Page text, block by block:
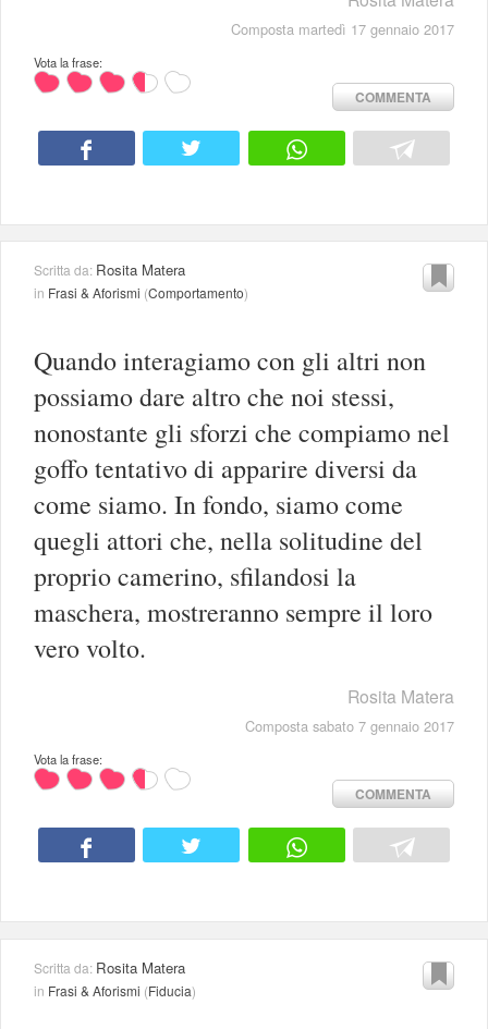
Composta martedì 17 gennaio 2017
Vota la frase:
COMMENTA
Scritta da: Rosita Matera
in Frasi & Aforismi (Comportamento)
Quando interagiamo con gli altri non
possiamo dare altro che noi stessi,
nonostante gli sforzi che compiamo nel
goffo tentativo di apparire diversi da
come siamo. In fondo, siamo come
quegli attori che, nella solitudine del
proprio camerino, sfilandosi la
maschera, mostreranno sempre il loro
vero volto.
Rosita Matera
Composta sabato 7 gennaio 2017
Vota la frase:
COMMENTA
Scritta da: Rosita Matera
in Frasi & Aforismi (Fiducia)